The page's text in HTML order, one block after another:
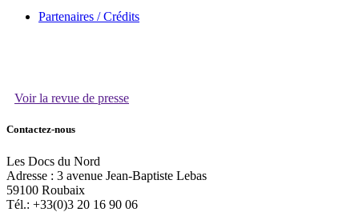
Partenaires / Crédits
Voir la revue de presse
Contactez-nous
Les Docs du Nord
Adresse : 3 avenue Jean-Baptiste Lebas
59100 Roubaix
Tél.: +33(0)3 20 16 90 06